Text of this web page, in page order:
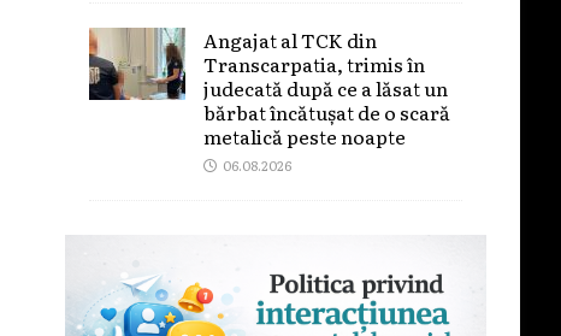
Angajat al TCK din
Transcarpatia, trimis în
judecată după ce a lăsat un
bărbat încătușat de o scară
metalică peste noapte
06.08.2026